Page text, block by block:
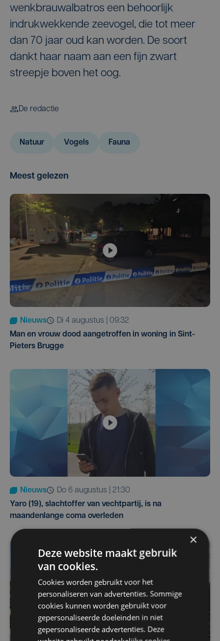
wenkbrauwalbatros een behoorlijk
indrukwekkende zeevogel, die tot meer
dan 70 jaar oud kan worden. De soort
dankt haar naam aan een fijn zwart
streepje boven het oog.
De redactie
Natuur Vogels Fauna
Meest gelezen
Nieuws
di 4 augustus | 09:32
Man en vrouw dood aangetroffen in woning in Sint-
Pieters Brugge
Nieuws
do 6 augustus | 21:30
Yaro (19), slachtoffer van vechtpartij, is na
maandenlange coma overleden
×
Deze website maakt gebruik
van cookies.
Cookies worden gebruikt voor het
personaliseren van advertenties. Sommige
cookies kunnen worden gebruikt voor
gepersonaliseerde doeleinden in niet
gepersonaliseerde advertenties. Deze